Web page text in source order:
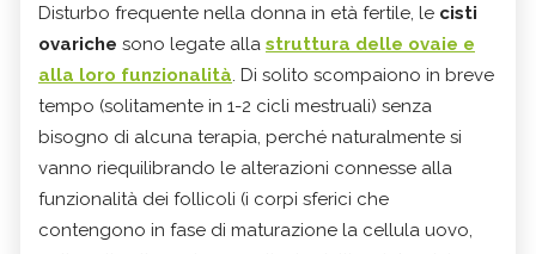
Disturbo frequente nella donna in età fertile, le cisti
ovariche sono legate alla struttura delle ovaie e
alla loro funzionalità. Di solito scompaiono in breve
tempo (solitamente in 1-2 cicli mestruali) senza
bisogno di alcuna terapia, perché naturalmente si
vanno riequilibrando le alterazioni connesse alla
funzionalità dei follicoli (i corpi sferici che
contengono in fase di maturazione la cellula uovo,